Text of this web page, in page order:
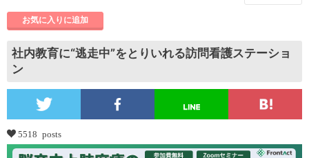
お気に入りに追加
社内教育に“逃走中”をとりいれる訪問看護ステーショ
ン
5518 posts